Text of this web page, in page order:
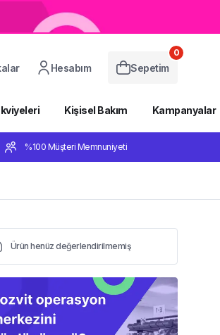
Hesabım Sepetim
0
Kişisel Bakım Kampanyalar
%100 Müşteri Memnuniyeti
Ürün henüz değerlendirilmemiş